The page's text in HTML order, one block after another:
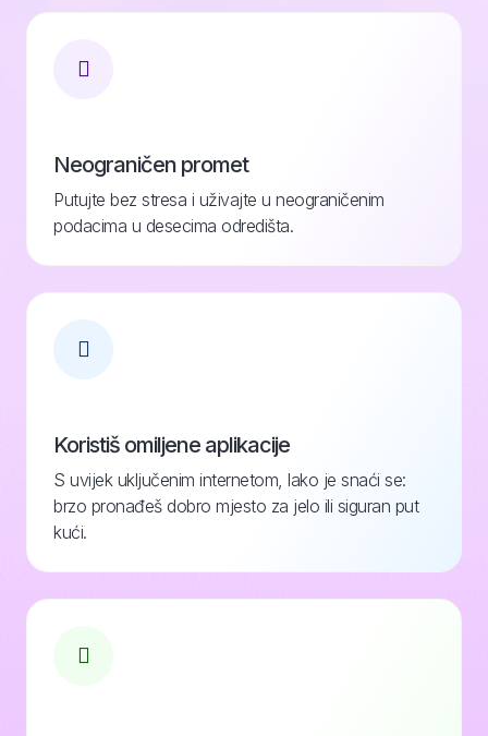
Neograničen promet
Putujte bez stresa i uživajte u neograničenim
podacima u desecima odredišta.
Koristiš omiljene aplikacije
S uvijek uključenim internetom, lako je snaći se:
brzo pronađeš dobro mjesto za jelo ili siguran put
kući.